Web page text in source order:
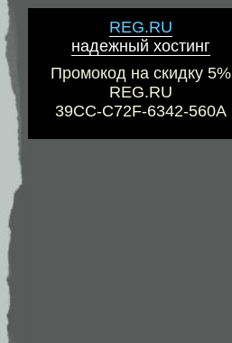
REG.RU
надежный хостинг
Промокод на скидку 5%
REG.RU
39CC-C72F-6342-560A